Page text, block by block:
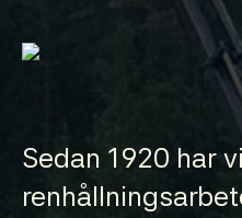
Sedan 1920 har